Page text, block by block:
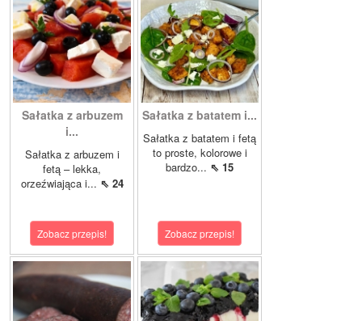
Sałatka z arbuzem
i...
Sałatka z arbuzem i
fetą – lekka,
orzeźwiająca i... ⇖ 24
Zobacz przepis!
Sałatka z batatem i...
Sałatka z batatem i fetą
to proste, kolorowe i
bardzo... ⇖ 15
Zobacz przepis!